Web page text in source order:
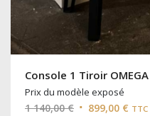
Console 1 Tiroir OMEGA
Prix du modèle exposé
1 140,00€ Le 899,00 € Le
TTC